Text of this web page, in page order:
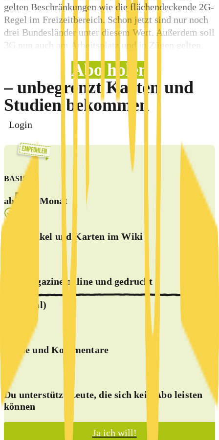
gelten Beschränkungen wie die flächendeckende 2G-
Regel im Freizeitbereich. Schon jetzt sind nur noch
drei Bundesländer unter diesem Wert. Außerdem soll
3G nun auch am Arbeitsplatz und in Zügen gelten.
Abo holen
– unbegrenzt Karten und
Studien bekommen
BASIS
ab5 € /Monat
alle Artikel und Karten im Wiki
alle Magazine online und gedruckt
(optional)
Spiele und Kommentare
Du unterstützt Leute, die sich kein Abo leisten
können
Ja ich will!
Login